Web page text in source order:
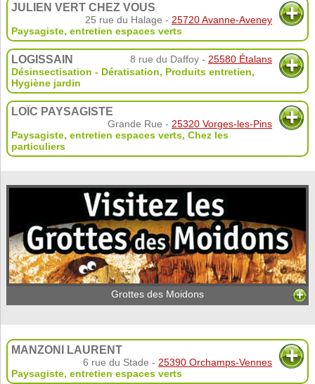
JULIEN VERT CHEZ VOUS
25 rue du Halage - 25720 Avanne-Aveney
Paysagiste, entretien espaces verts
LOGISSAIN 8 rue du Daffoy - 25580 Étalans
Désinsectisation - Dératisation, Produits entretien,
Hygiène jardin
LOÏC PAYSAGISTE
Grande Rue - 25320 Vorges-les-Pins
Paysagiste, entretien espaces verts, Chez les
particuliers
Grottes des Moidons
MANZONI LAURENT
6 rue du Stade -25390 Orchamps-Vennes
Paysagiste, entretien espaces verts